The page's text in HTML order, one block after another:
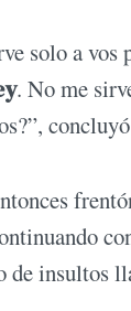
solo a vos
. No me
insultos